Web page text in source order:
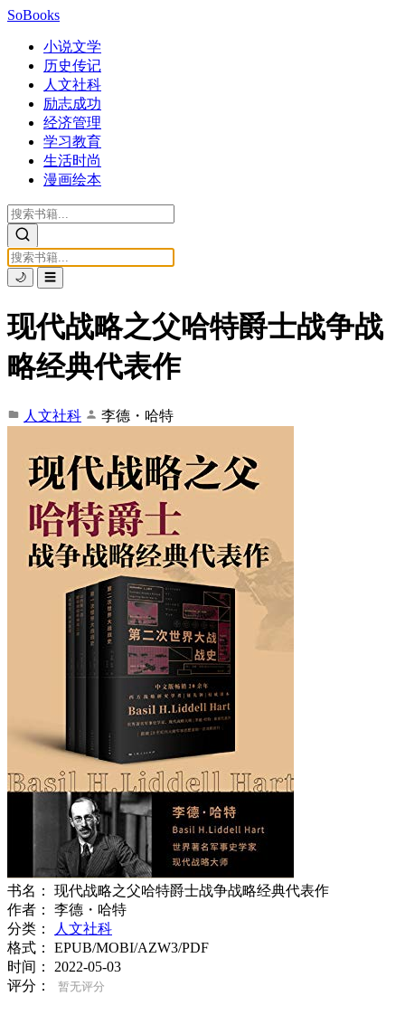
SoBooks
小说文学
历史传记
人文社科
励志成功
经济管理
学习教育
生活时尚
漫画绘本
🌙 ☰
现代战略之父哈特爵士战争战
略经典代表作
人文社科 李德・哈特
书名：
现代战略之父哈特爵士战争战略经典代表作
作者：
李德・哈特
分类：
人文社科
格式：
EPUB/MOBI/AZW3/PDF
时间：
2022-05-03
评分：
暂无评分